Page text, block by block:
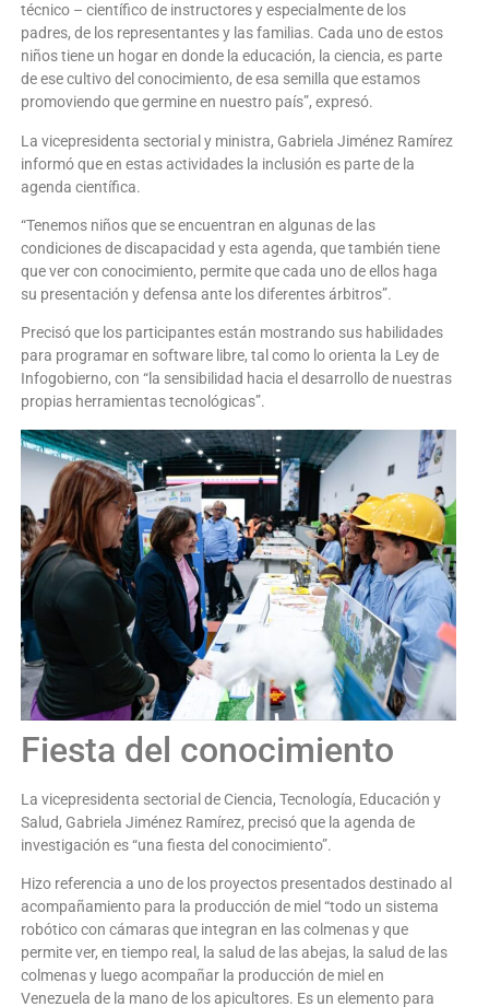
técnico – científico de instructores y especialmente de los
padres, de los representantes y las familias. Cada uno de estos
niños tiene un hogar en donde la educación, la ciencia, es parte
de ese cultivo del conocimiento, de esa semilla que estamos
promoviendo que germine en nuestro país”, expresó.
La vicepresidenta sectorial y ministra, Gabriela Jiménez Ramírez
informó que en estas actividades la inclusión es parte de la
agenda científica.
“Tenemos niños que se encuentran en algunas de las
condiciones de discapacidad y esta agenda, que también tiene
que ver con conocimiento, permite que cada uno de ellos haga
su presentación y defensa ante los diferentes árbitros”.
Precisó que los participantes están mostrando sus habilidades
para programar en software libre, tal como lo orienta la Ley de
Infogobierno, con “la sensibilidad hacia el desarrollo de nuestras
propias herramientas tecnológicas”.
Fiesta del conocimiento
La vicepresidenta sectorial de Ciencia, Tecnología, Educación y
Salud, Gabriela Jiménez Ramírez, precisó que la agenda de
investigación es “una fiesta del conocimiento”.
Hizo referencia a uno de los proyectos presentados destinado al
acompañamiento para la producción de miel “todo un sistema
robótico con cámaras que integran en las colmenas y que
permite ver, en tiempo real, la salud de las abejas, la salud de las
colmenas y luego acompañar la producción de miel en
Venezuela de la mano de los apicultores. Es un elemento para